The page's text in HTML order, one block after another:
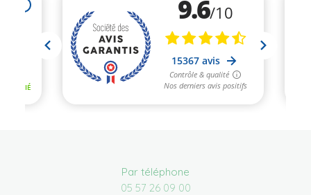
Par téléphone
05 57 26 09 00